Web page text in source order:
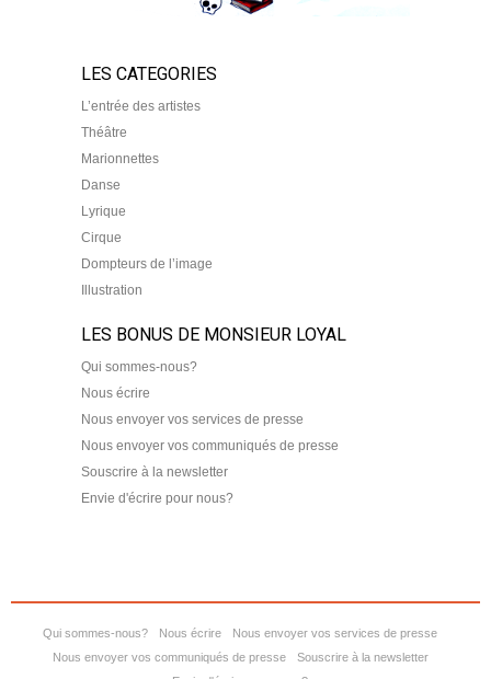
LES CATEGORIES
L’entrée des artistes
Théâtre
Marionnettes
Danse
Lyrique
Cirque
Dompteurs de l’image
Illustration
LES BONUS DE MONSIEUR LOYAL
Qui sommes-nous?
Nous écrire
Nous envoyer vos services de presse
Nous envoyer vos communiqués de presse
Souscrire à la newsletter
Envie d'écrire pour nous?
Qui sommes-nous? Nous écrire
Nous envoyer vos services de presse
Nous envoyer vos communiqués de presse
Souscrire à la newsletter